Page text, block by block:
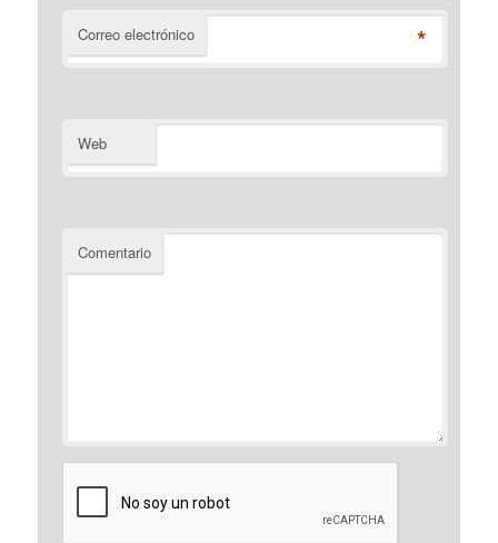
Correo electrónico *
Web
Comentario